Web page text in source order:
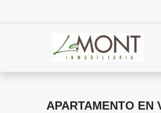
APARTAMENTO EN